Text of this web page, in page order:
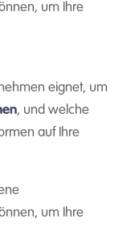
um Ihre
eignet, um
, und welche
auf Ihre
um Ihre